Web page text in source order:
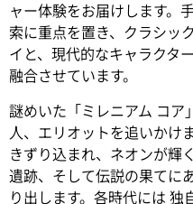
ャー体験をお届けします。
索に重点を置き、クラシッ
イと、現代的なキャラクタ
融合させています。
謎めいた「ミレニアム コア
人、エリオットを追いかけ
きずり込まれ、ネオンが輝
遺跡、そして伝説の果てに
り出します。各時代には 独